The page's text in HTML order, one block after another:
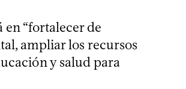
“fortalecer de
ampliar los recursos
y salud para